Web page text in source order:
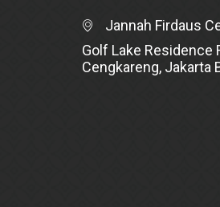
Jannah Firdaus
Golf Lake Residence
Cengkareng, Jakarta